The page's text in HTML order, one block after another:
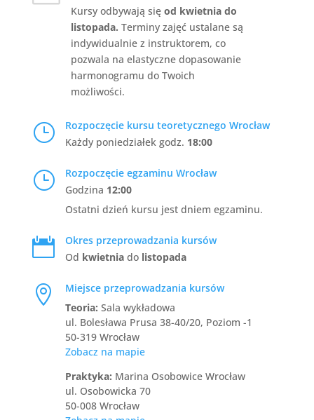
Kursy odbywają się od kwietnia do
listopada. Terminy zajęć ustalane są
indywidualnie z instruktorem, co
pozwala na elastyczne dopasowanie
harmonogramu do Twoich
możliwości.
}
Rozpoczęcie kursu teoretycznego Wrocław
Każdy poniedziałek godz. 18:00
}
Rozpoczęcie egzaminu Wrocław
Godzina 12:00
Ostatni dzień kursu jest dniem egzaminu.

Okres przeprowadzania kursów
Od kwietnia do listopada

Miejsce przeprowadzania kursów
Teoria: Sala wykładowa
ul. Bolesława Prusa 38-40/20, Poziom -1
50-319 Wrocław
Zobacz na mapie
Praktyka: Marina Osobowice Wrocław
ul. Osobowicka 70
50-008 Wrocław